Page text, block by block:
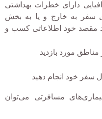
دارای خطرات بهداشتی
سفر به خارج و یا به بخش
مقصد خود اطلاعاتی کسب و
مورد بازدید
سفر خود انجام دهید
مسافرتی می‌توان